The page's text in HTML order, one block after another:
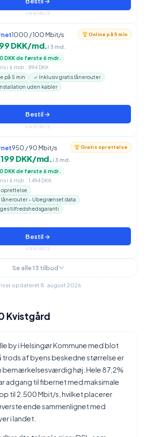
ANNONCE
Online på 5 min
1000 / 100 Mbit/s
99 DKK/md.i 3 md.
DKK de første 6 mdr.
i 6 mdr.: 894 DKK
på 5 min
✓ Inklusiv gratis lånerouter
uden kabler
Bestil →
ANNONCE
Gratis oprettelse
950 / 90 Mbit/s
199 DKK/md.i 3 md.
DKK de første 6 mdr.
i 6 mdr.: 1.494 DKK
oprettelse
lånerouter - Ubegrænset data
tilfredshedsgaranti
Bestil →
ANNONCE
Se alle 13 tilbud
opdateret 8. august 2026
Kvistgård
by i Helsingør Kommune med blot
trods af byens beskedne størrelse er
høj. Hele 87,2%
adgang til fibernet med maksimale
til 2.500 Mbit/s, hvilket placerer
ende sammenlignet med
i landet.